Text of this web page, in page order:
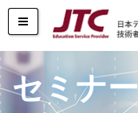
セミナー